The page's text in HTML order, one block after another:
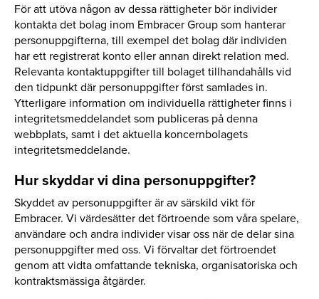
För att utöva någon av dessa rättigheter bör individer
kontakta det bolag inom Embracer Group som hanterar
personuppgifterna, till exempel det bolag där individen
har ett registrerat konto eller annan direkt relation med.
Relevanta kontaktuppgifter till bolaget tillhandahålls vid
den tidpunkt där personuppgifter först samlades in.
Ytterligare information om individuella rättigheter finns i
integritetsmeddelandet som publiceras på denna
webbplats, samt i det aktuella koncernbolagets
integritetsmeddelande.
Hur skyddar vi dina personuppgifter?
Skyddet av personuppgifter är av särskild vikt för
Embracer. Vi värdesätter det förtroende som våra spelare,
användare och andra individer visar oss när de delar sina
personuppgifter med oss. Vi förvaltar det förtroendet
genom att vidta omfattande tekniska, organisatoriska och
kontraktsmässiga åtgärder.